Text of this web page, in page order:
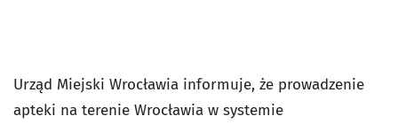
Urząd Miejski Wrocławia informuje, że prowadzenie
apteki na terenie Wrocławia w systemie